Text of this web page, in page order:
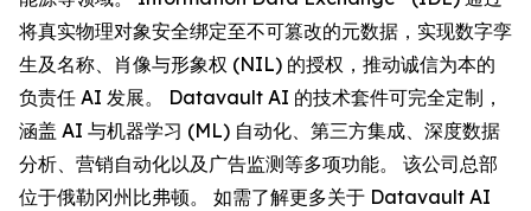
将真实物理对象安全绑定至不可篡改的元数据，实现数字孪
生及名称、肖像与形象权 (NIL) 的授权，推动诚信为本的
负责任 AI 发展。 Datavault AI 的技术套件可完全定制，
涵盖 AI 与机器学习 (ML) 自动化、第三方集成、深度数据
分析、营销自动化以及广告监测等多项功能。 该公司总部
位于俄勒冈州比弗顿。 如需了解更多关于 Datavault AI